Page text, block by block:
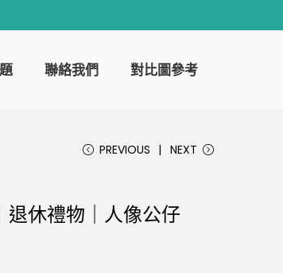
聯絡我們 對比圖參考
PREVIOUS NEXT
退休禮物｜人像公仔